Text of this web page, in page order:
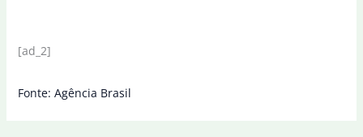
[ad_2]
Fonte: Agência Brasil